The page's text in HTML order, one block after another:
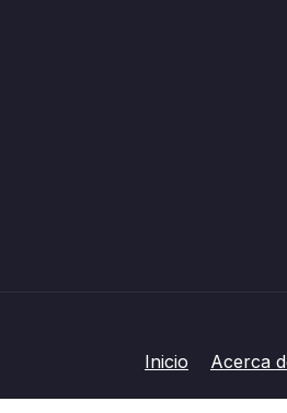
Inicio Acerca